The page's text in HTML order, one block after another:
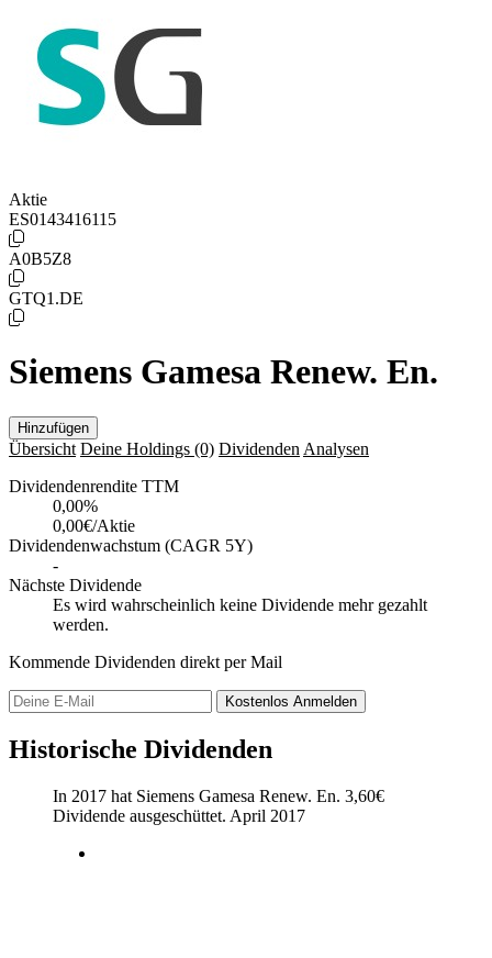
Aktie
ES0143416115
A0B5Z8
GTQ1.DE
Siemens Gamesa Renew. En.
Hinzufügen
Übersicht Deine Holdings (0) Dividenden Analysen
Dividendenrendite TTM
0,00%
0,00€/Aktie
Dividendenwachstum (CAGR 5Y)
-
Nächste Dividende
Es wird wahrscheinlich keine Dividende mehr gezahlt
werden.
Kommende Dividenden direkt per Mail
Kostenlos Anmelden
Historische Dividenden
In 2017 hat Siemens Gamesa Renew. En. 3,60€
Dividende ausgeschüttet. April 2017